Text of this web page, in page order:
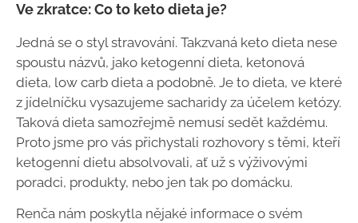
Ve zkratce: Co to keto dieta je?
Jedná se o styl stravování. Takzvaná keto dieta nese
spoustu názvů, jako ketogenní dieta, ketonová
dieta, low carb dieta a podobně. Je to dieta, ve které
z jídelníčku vysazujeme sacharidy za účelem ketózy.
Taková dieta samozřejmě nemusí sedět každému.
Proto jsme pro vás přichystali rozhovory s těmi, kteří
ketogenní dietu absolvovali, ať už s výživovými
poradci, produkty, nebo jen tak po domácku.
Renča nám poskytla nějaké informace o svém